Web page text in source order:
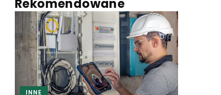
Rekomendowane
INNE